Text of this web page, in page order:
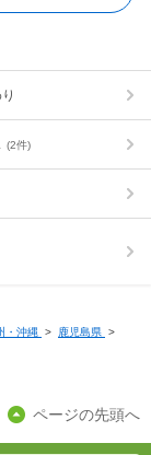
(2件)
・沖縄 > 鹿児島県 >
ページの先頭へ